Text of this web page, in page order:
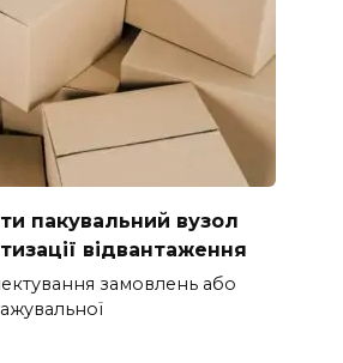
пакувальний вузол
відвантаження
замовлень або